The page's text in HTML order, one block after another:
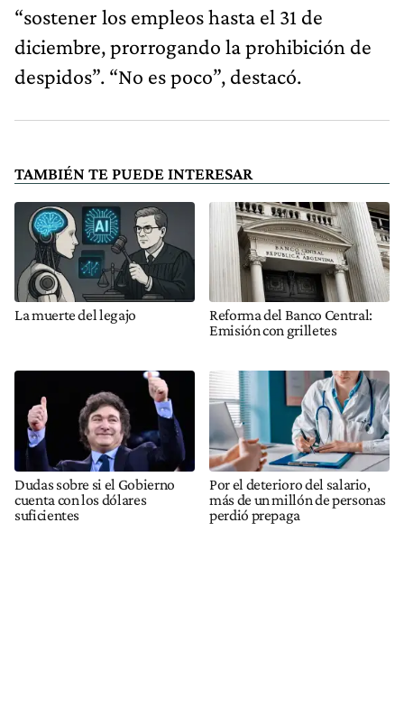
“sostener los empleos hasta el 31 de
diciembre, prorrogando la prohibición de
despidos”. “No es poco”, destacó.
TAMBIÉN TE PUEDE INTERESAR
La muerte del legajo
Reforma del Banco Central:
Emisión con grilletes
Dudas sobre si el Gobierno
cuenta con los dólares
suficientes
Por el deterioro del salario,
más de un millón de personas
perdió prepaga